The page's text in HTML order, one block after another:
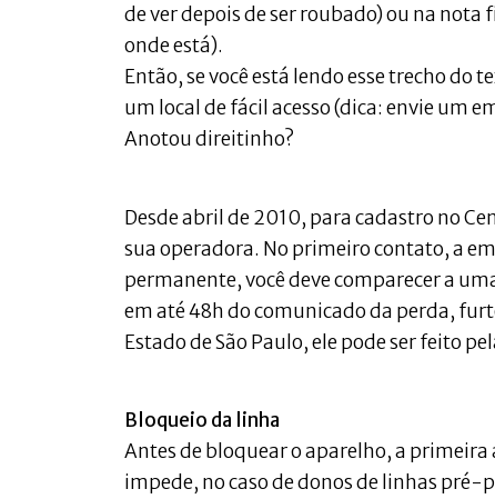
de ver depois de ser roubado) ou na nota
onde está).
Então, se você está lendo esse trecho do
um local de fácil acesso (dica: envie um
Anotou direitinho?
Desde abril de 2010, para cadastro no
sua operadora. No primeiro contato, a
permanente, você deve comparecer a
em até 48h do comunicado da perda,
Estado de São Paulo, ele pode ser feito
Bloqueio da linha
Antes de bloquear o aparelho, a
impede, no caso de donos de linhas pré-